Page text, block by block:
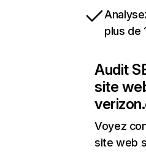
plus de
Audit
site
Voyez
site web